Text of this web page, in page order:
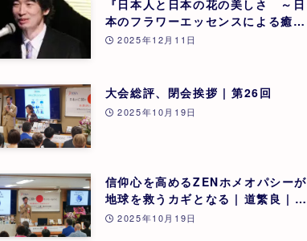
『日本人と日本の花の美しさ ～日
本のフラワーエッセンスによる癒
し』 東 昭史
2025年12月11日
大会総評、閉会挨拶 | 第26回
2025年10月19日
信仰心を高めるZENホメオパシーが
地球を救うカギとなる | 道繁良 | 第
26回
2025年10月19日